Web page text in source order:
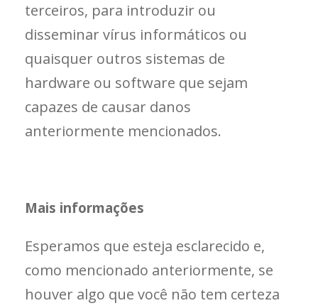
terceiros, para introduzir ou
disseminar vírus informáticos ou
quaisquer outros sistemas de
hardware ou software que sejam
capazes de causar danos
anteriormente mencionados.
Mais informações
Esperamos que esteja esclarecido e,
como mencionado anteriormente, se
houver algo que você não tem certeza